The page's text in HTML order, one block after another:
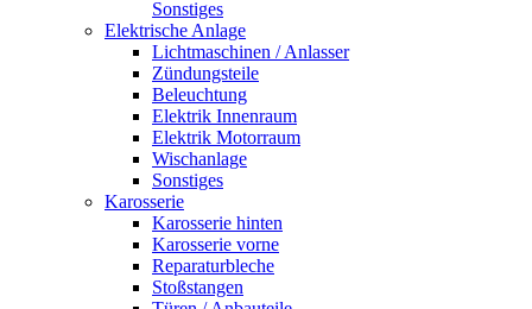
Sonstiges
Elektrische Anlage
Lichtmaschinen / Anlasser
Zündungsteile
Beleuchtung
Elektrik Innenraum
Elektrik Motorraum
Wischanlage
Sonstiges
Karosserie
Karosserie hinten
Karosserie vorne
Reparaturbleche
Stoßstangen